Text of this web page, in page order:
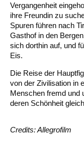
Vergangenheit
ihre Freundin zu
Spuren führen nach
Gasthof in den
sich dorthin auf, und
Eis.
Die Reise der
von der Zivilisation in
Menschen fremd und
deren Schönheit
Credits: Allegrofilm